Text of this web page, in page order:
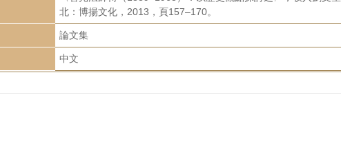
北：博揚文化，2013，頁157–170。
論文集
中文